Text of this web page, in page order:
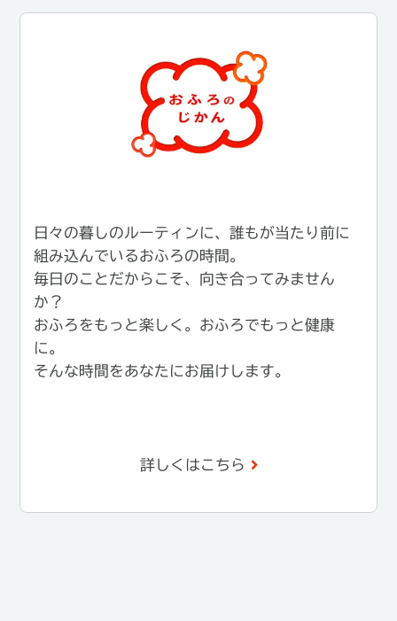
日々の暮しのルーティンに、誰もが当たり前に
組み込んでいるおふろの時間。
毎日のことだからこそ、向き合ってみません
か？
おふろをもっと楽しく。おふろでもっと健康
に。
そんな時間をあなたにお届けします。
詳しくはこちら